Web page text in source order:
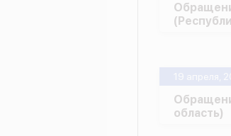
19 апреля,
область)